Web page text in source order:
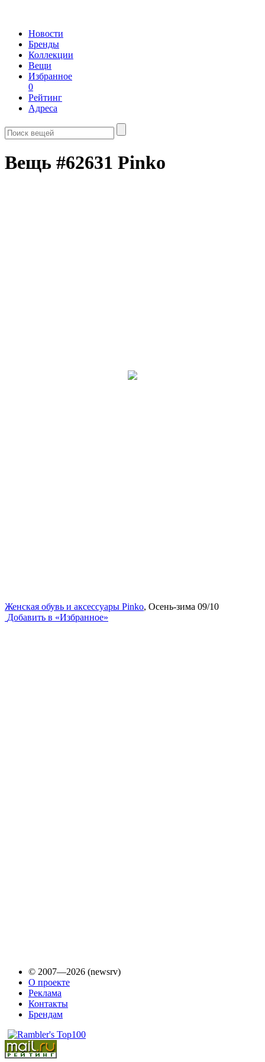
Новости
Бренды
Коллекции
Вещи
Избранное
0
Рейтинг
Адреса
Вещь #62631 Pinko
Женская обувь и аксессуары Pinko, Осень-зима 09/10
Добавить в «Избранное»
© 2007—2026 (newsrv)
О проекте
Реклама
Контакты
Брендам